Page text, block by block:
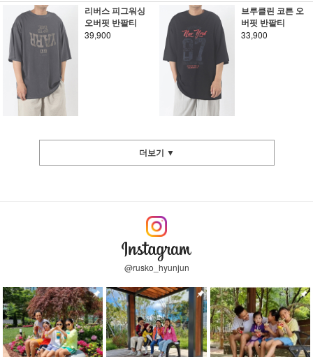
리버스 피그워싱
오버핏 반팔티
39,900
브루클린 코튼 오
버핏 반팔티
33,900
더보기 ▼
@rusko_hyunjun